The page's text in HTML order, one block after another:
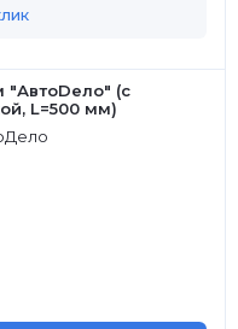
"АвтоDело" (с
L=500 мм)